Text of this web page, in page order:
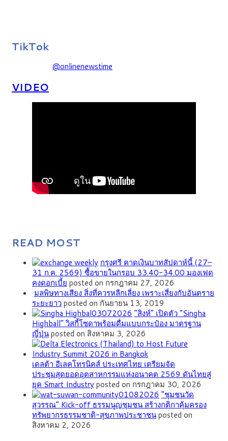
TikTok
@onlinenewstime
VIDEO
READ MOST
กรุงศรี คาดเงินบาทสัปดาห์นี้ (27–
31 ก.ค. 2569) ซื้อขายในกรอบ 33.40-34.00 มองเฟด
คงดอกเบี้ย posted on กรกฎาคม 27, 2026
มลพิษทางเสียง สิ่งที่ควรหลีกเลี่ยง เพราะเสี่ยงกับอันตราย
ระยะยาวposted on กันยายน 13, 2019
“สิงห์” เปิดตัว “Singha
Highball” วิสกี้โซดาพร้อมดื่มแบบกระป๋อง มาตรฐาน
ญี่ปุ่นposted on สิงหาคม 3, 2026
เดลต้า อีเลคโทรนิคส์ ประเทศไทย เตรียมจัด
ประชุมสุดยอดอุตสาหกรรมแห่งอนาคต 2569 ดันไทยสู่
ยุค Smart Industryposted on กรกฎาคม 30, 2026
”ชุมชนวัด
สุวรรณ” Kick-off ธรรมนูญชุมชน สร้างกติกาคุ้มครอง
ทรัพยากรธรรมชาติ-สุขภาพประชาชนposted on
สิงหาคม 2, 2026